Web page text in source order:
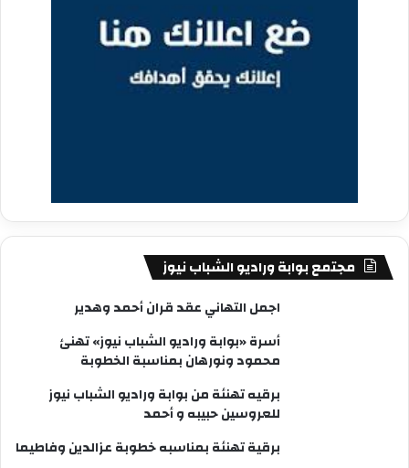
مجتمع بوابة وراديو الشباب نيوز
اجمل التهاني عقد قران أحمد وهدير
أسرة «بوابة وراديو الشباب نيوز» تهنئ
محمود ونورهان بمناسبة الخطوبة
برقيه تهنئة من بوابة وراديو الشباب نيوز
للعروسين حبيبه و أحمد
برقية تهنئة بمناسبه خطوبة عزالدين وفاطيما